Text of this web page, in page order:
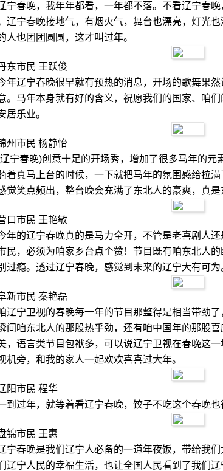
宁春晚，我年年都看，一年都不落。不看辽宁春
辽宁春晚接地气，有烟火气，舞台也漂亮，灯光
人也团团圆圆，这才叫过年。
东市民 王跃俊
年辽宁春晚很早就有预热的消息，开场的歌舞果
。马年本身就有好的含义，祝愿我们的国家、咱们
居乐业。
州市民 杨静怡
宁春晚)创意十足的开场秀，增加了很多马年的元
着真马上台的时候，一下就把马年的氛围感给拉
觉笑点频出，整台晚会充满了东北人的豪爽，真是
口市民 王艳敏
年的辽宁春晚真的是马力全开，不管是老喜剧人
民，必须为咱家乡台点个赞！节目既有咱东北人
过瘾。透过辽宁春晚，感觉到未来的辽宁大有可为
新市民 秦艳磊
辽宁卫视的春晚每一年的节目那整得是相当带劲
间咱东北人的那股热乎劲，还有咱中国年的那股
，语言类节目包袱多，可以说辽宁卫视在春晚这
机旁，和我的家人一起欢欢喜喜过大年。
阳市民 程华
到过年，就等着看辽宁春晚，饺子不吃这个春晚也
锦市民 王惠
宁春晚是我们辽宁人必备的一道年夜饭，带给我
辽宁人民的幸福生活，也让全国人民看到了我们